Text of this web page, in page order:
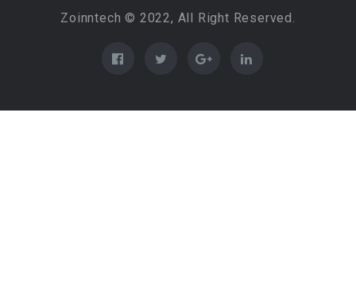
Zoinntech © 2022, All Right Reserved.